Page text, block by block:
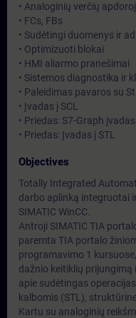
• Analoginių verčių
• FCs, FBs
• Sudėtingi duomenys ir
• Optimizuoti blokai
• HMI aliarmo pranešimai
• Sistemos diagnostika ir
• Paleidimas pavaros su
• Įvadas į SCL
• Priedas: S7-Graph įvadas
• Priedas: Įvadas į STL
Objectives
Totally Integrated
darbo aplinką integruotai
SIMATIC WinCC.
Antroji SIMATIC TIA
paremta TIA portalo
programavimo 1
dažnio keitiklių prijungimą
apie sudėtingas
kalbomis (STL),
Kartu su analoginių